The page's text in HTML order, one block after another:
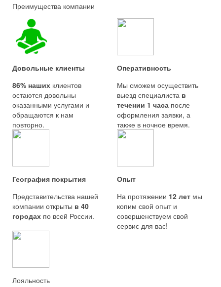
Преимущества компании
Довольные клиенты
86% наших клиентов
остаются довольны
оказанными услугами и
обращаются к нам
повторно.
Оперативность
Мы сможем осуществить
выезд специалиста в
течении 1 часапосле
оформления заявки, а
также в ночное время.
География покрытия
Представительства нашей
компании открыты в 40
городах по всей России.
Опыт
На протяжении 12 летмы
копим свой опыт и
совершенствуем свой
сервис для вас!
Лояльность